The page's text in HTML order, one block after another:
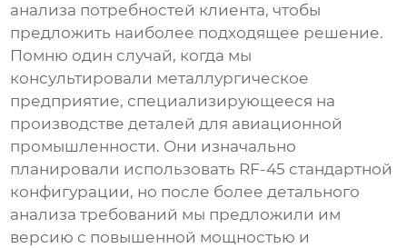
анализа потребностей клиента, чтобы
предложить наиболее подходящее решение.
Помню один случай, когда мы
консультировали металлургическое
предприятие, специализирующееся на
производстве деталей для авиационной
промышленности. Они изначально
планировали использовать RF-45 стандартной
конфигурации, но после более детального
анализа требований мы предложили им
версию с повышенной мощностью и